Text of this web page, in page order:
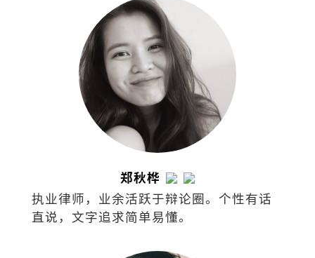
郑秋桦
执业律师，业余活跃于辩论圈。个性有话
直说，文字追求简单易懂。